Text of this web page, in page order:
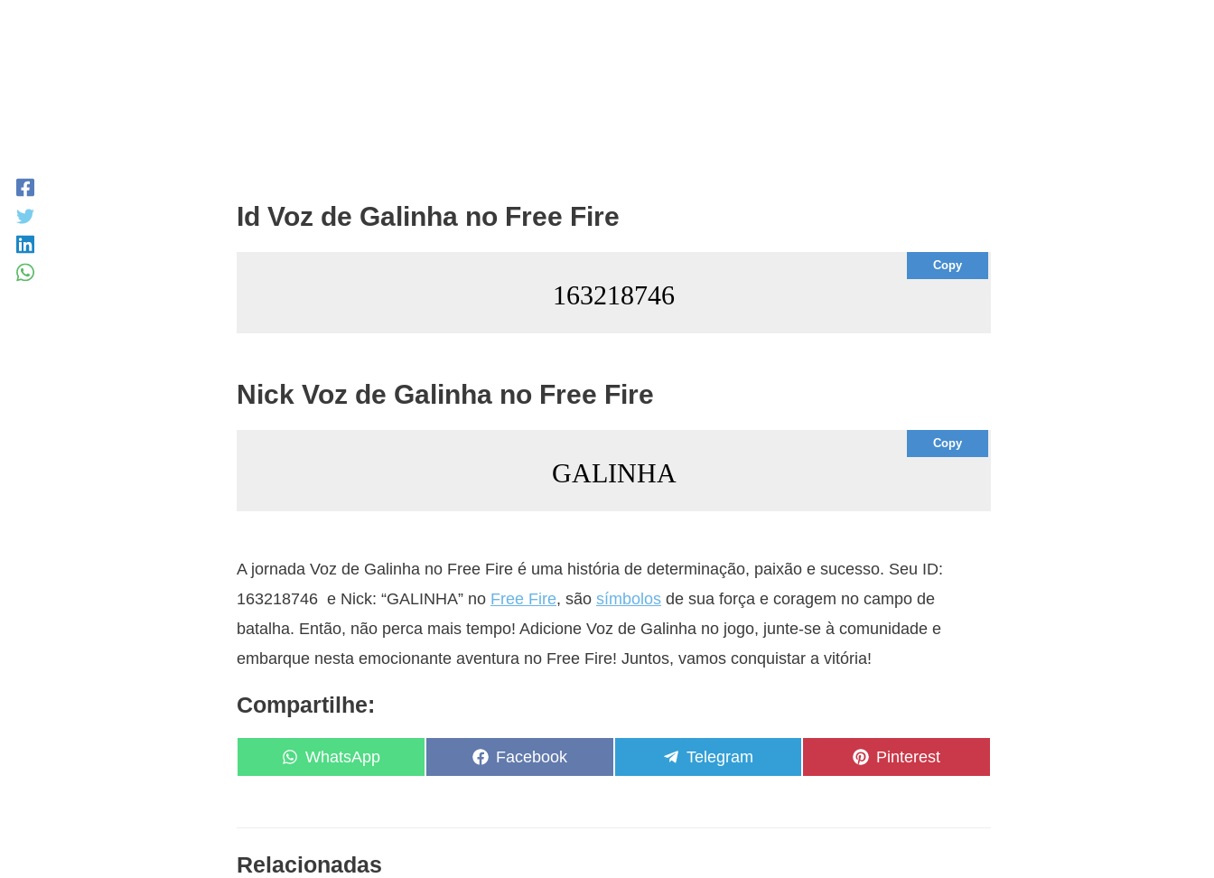
Id Voz de Galinha no Free Fire
Copy
163218746
Nick Voz de Galinha no Free Fire
Copy
GАLINHА
A jornada Voz de Galinha no Free Fire é uma história de determinação, paixão e sucesso. Seu ID:
163218746 e Nick: “GАLINHА” no Free Fire, são símbolos de sua força e coragem no campo de
batalha. Então, não perca mais tempo! Adicione Voz de Galinha no jogo, junte-se à comunidade e
embarque nesta emocionante aventura no Free Fire! Juntos, vamos conquistar a vitória!
Compartilhe:
Share
on
WhatsApp
Share
on
Facebook
Share
on
Telegram
Share
on
Pinterest
Relacionadas